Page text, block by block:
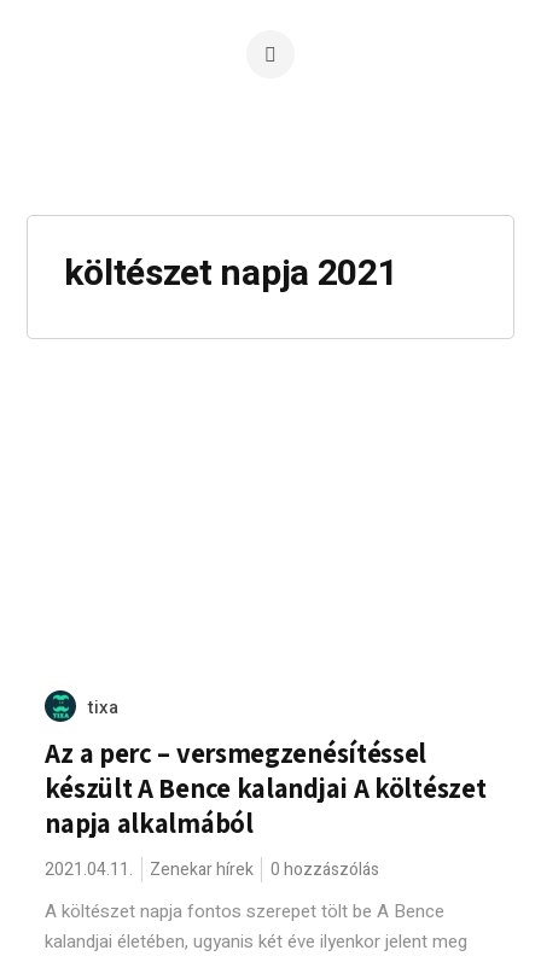
költészet napja 2021
tixa
Az a perc – versmegzenésítéssel
készült A Bence kalandjai A költészet
napja alkalmából
2021.04.11. Zenekar hírek 0 hozzászólás
A költészet napja fontos szerepet tölt be A Bence
kalandjai életében, ugyanis két éve ilyenkor jelent meg